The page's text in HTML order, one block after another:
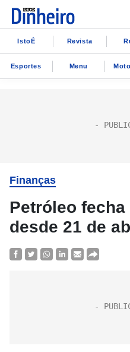
IstoÉ Revista
Esportes Menu
Finanças
Petróleo
desde 21 de